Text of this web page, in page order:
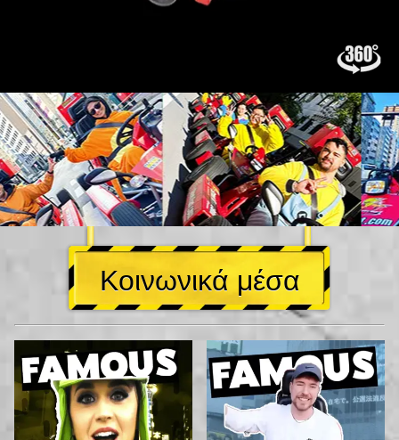
Κοινωνικά μέσα